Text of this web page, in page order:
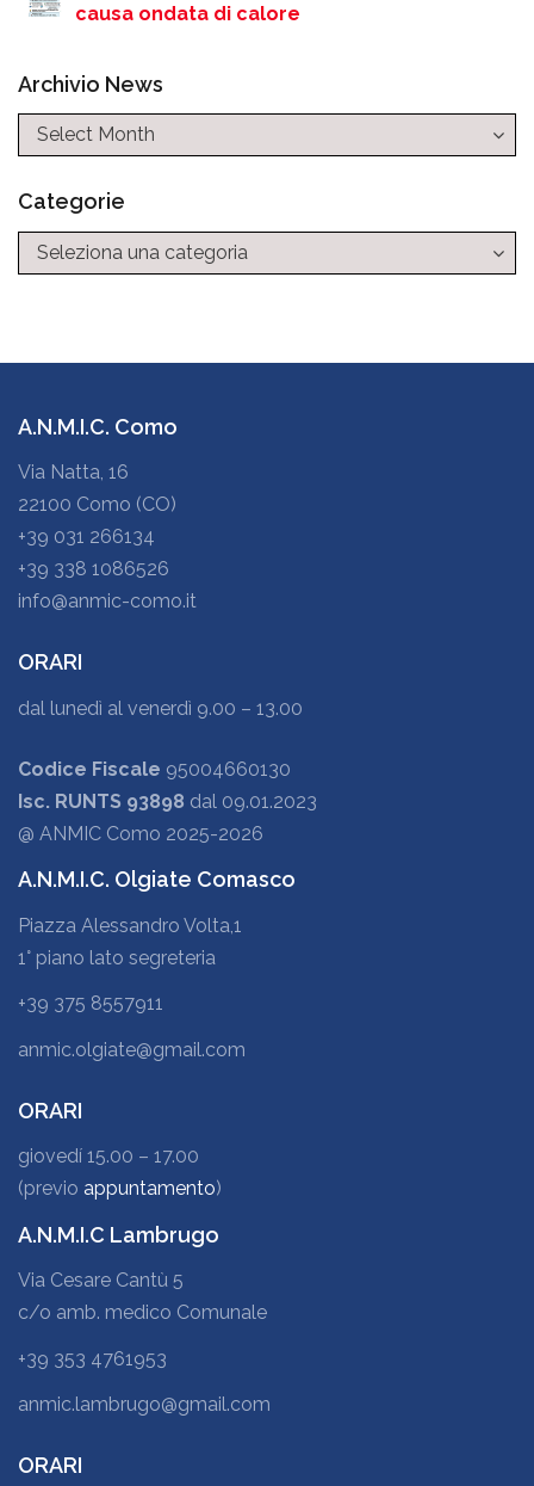
causa ondata di calore
Archivio News
Categorie
Categorie
A.N.M.I.C. Como
Via Natta, 16
22100 Como (CO)
+39 031 266134
+39 338 1086526
info@anmic-como.it
ORARI
dal lunedì al venerdì 9.00 – 13.00
Codice Fiscale 95004660130
Isc. RUNTS 93898 dal 09.01.2023
@ ANMIC Como 2025-2026
A.N.M.I.C. Olgiate Comasco
Piazza Alessandro Volta,1
1° piano lato segreteria
+39 375 8557911
anmic.olgiate@gmail.com
ORARI
giovedí 15.00 – 17.00
(previo appuntamento)
A.N.M.I.C Lambrugo
Via Cesare Cantù 5
c/o amb. medico Comunale
+39 353 4761953
anmic.lambrugo@gmail.com
ORARI